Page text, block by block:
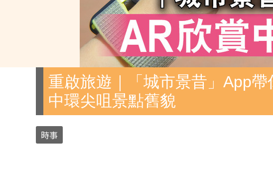
重啟旅遊｜「城市景昔」App
中環尖咀景點舊貌
時事